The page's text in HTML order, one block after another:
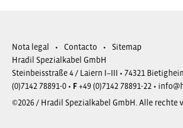
Nota legal Contacto
Sitemap
Hradil Spezialkabel GmbH
Steinbeisstraße 4 / Laiern I–III • 74321
(0)7142 78891-0 • F +49 (0)7142 78891-22 •
©2026 / Hradil Spezialkabel GmbH. Alle rechte